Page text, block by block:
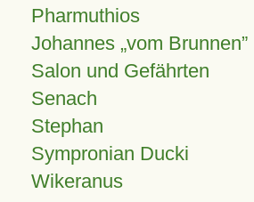
Pharmuthios
Johannes vom Brunnen
Salon und Gefährten
Senach
Stephan
Sympronian Ducki
Wikeranus